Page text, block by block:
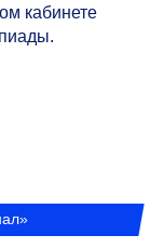
кабинете